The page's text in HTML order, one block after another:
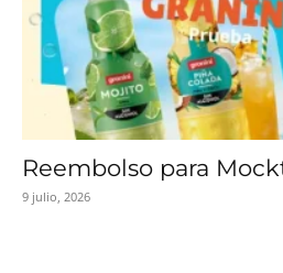
Reembolso para
9 julio, 2026